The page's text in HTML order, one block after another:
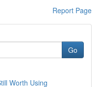
Report Page
Go
Worth Using